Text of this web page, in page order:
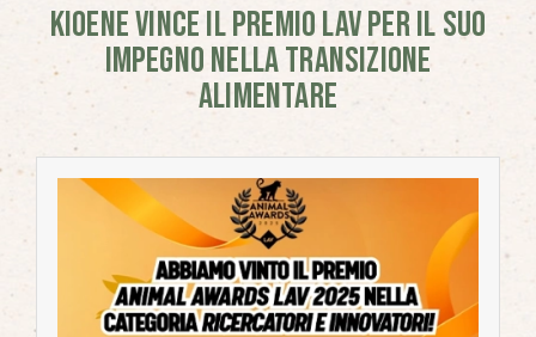
KIOENE VINCE IL PREMIO LAV PER IL SUO
IMPEGNO NELLA TRANSIZIONE
ALIMENTARE